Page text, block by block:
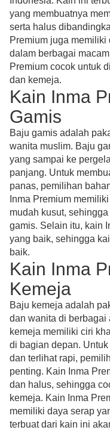
yang membuatnya
serta halus
Premium juga
dalam berbagai
Premium cocok untuk
dan kemeja.
Kain Inma
Gamis
Baju gamis adalah
wanita muslim. Baju
yang sampai ke
panjang. Untuk
panas, pemilihan
Inma Premium
mudah kusut,
gamis. Selain itu, kain
yang baik, sehingga
baik.
Kain Inma
Kemeja
Baju kemeja adalah
dan wanita di berbagai
kemeja memiliki ciri
di bagian depan.
dan terlihat rapi,
penting. Kain Inma
dan halus, sehingga
kemeja. Kain Inma
memiliki daya serap
terbuat dari kain ini